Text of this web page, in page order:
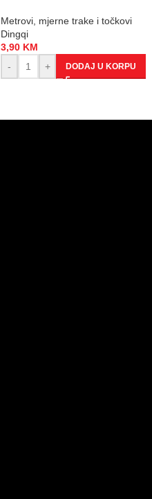
Metrovi, mjerne trake i točkovi
Dingqi
3,90 KM
-
+ DODAJ U KORPU